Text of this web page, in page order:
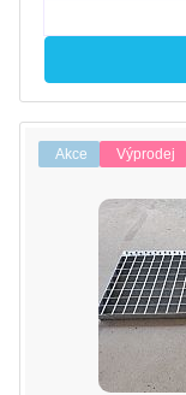
Akce Výprodej